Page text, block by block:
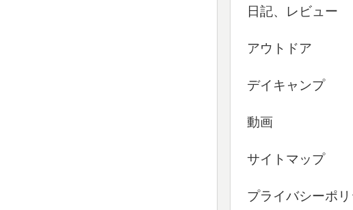
日記、レビュー
アウトドア
デイキャンプ
動画
サイトマップ
プライバシーポ